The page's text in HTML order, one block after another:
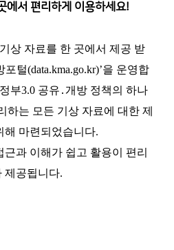
에서 편리하게 이용하세요!
상 자료를 한 곳에서 제공 받
포털(data.kma.go.kr)’을 운영합
부3.0 공유 ․개방 정책의 하나
하는 모든 기상 자료에 대한 제
해 마련되 었습니다.
과 이해가 쉽고 활용이 편리
제공됩니다.